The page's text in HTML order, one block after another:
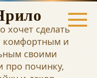
хочет сделать
и
своими
про починку,